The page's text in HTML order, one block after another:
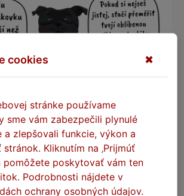
cookies ✖
stránke používame
sme vám zabezpečili plynulé
a zlepšovali funkcie, výkon a
Kliknutím na ‚Prijmúť
pomôžete poskytovať vám ten
Podrobnosti nájdete v
ochrany osobných údajov.